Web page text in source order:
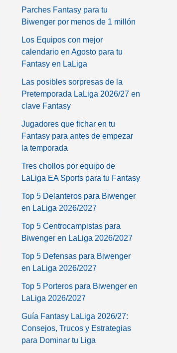
Parches Fantasy para tu
Biwenger por menos de 1 millón
Los Equipos con mejor
calendario en Agosto para tu
Fantasy en LaLiga
Las posibles sorpresas de la
Pretemporada LaLiga 2026/27 en
clave Fantasy
Jugadores que fichar en tu
Fantasy para antes de empezar
la temporada
Tres chollos por equipo de
LaLiga EA Sports para tu Fantasy
Top 5 Delanteros para Biwenger
en LaLiga 2026/2027
Top 5 Centrocampistas para
Biwenger en LaLiga 2026/2027
Top 5 Defensas para Biwenger
en LaLiga 2026/2027
Top 5 Porteros para Biwenger en
LaLiga 2026/2027
Guía Fantasy LaLiga 2026/27:
Consejos, Trucos y Estrategias
para Dominar tu Liga